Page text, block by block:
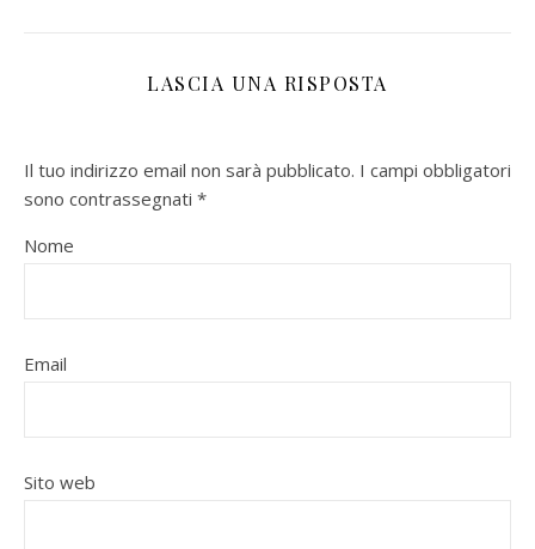
LASCIA UNA RISPOSTA
Il tuo indirizzo email non sarà pubblicato. I campi obbligatori
sono contrassegnati *
Nome
Email
Sito web